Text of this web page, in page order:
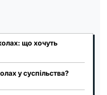
що хочуть
у суспільства?